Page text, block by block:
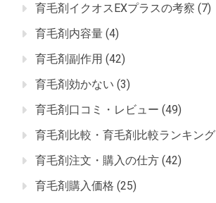
育毛剤イクオスEXプラスの考察 (7)
育毛剤内容量 (4)
育毛剤副作用 (42)
育毛剤効かない (3)
育毛剤口コミ・レビュー (49)
育毛剤比較・育毛剤比較ランキング
育毛剤注文・購入の仕方 (42)
育毛剤購入価格 (25)